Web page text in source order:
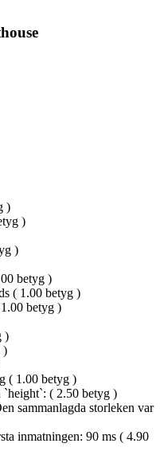
)
)
)
betyg )
( 1.00 betyg )
betyg )
)
)
( 1.00 betyg )
( 2.50 betyg )
sammanlagda storleken var
inmatningen: 90 ms ( 4.90